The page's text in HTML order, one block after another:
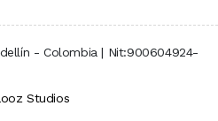
- Colombia | Nit:900604924-
Studios